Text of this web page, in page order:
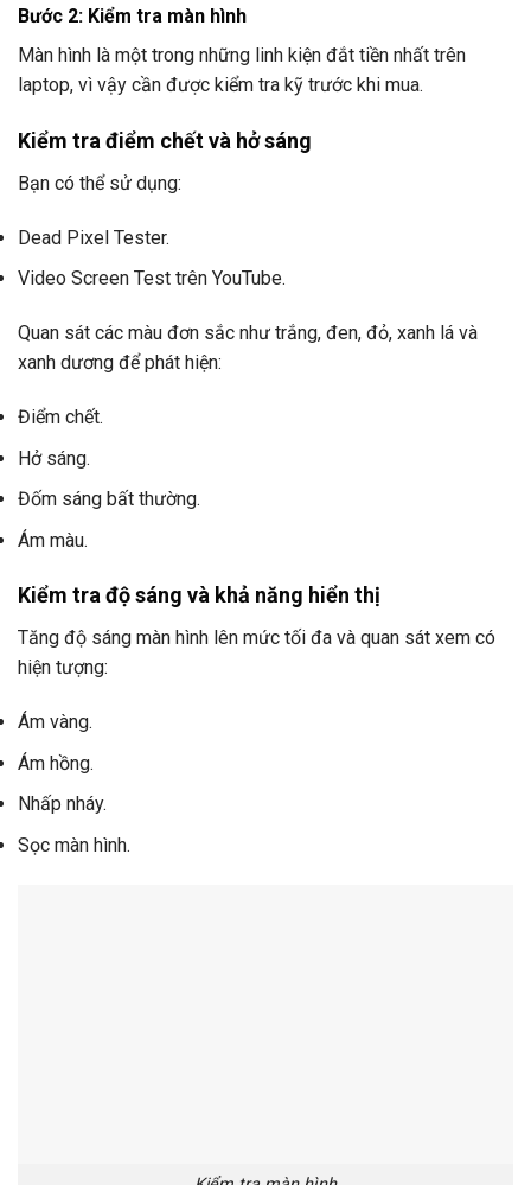
Bước 2: Kiểm tra màn hình
Màn hình là một trong những linh kiện đắt tiền nhất trên
laptop, vì vậy cần được kiểm tra kỹ trước khi mua.
Kiểm tra điểm chết và hở sáng
Bạn có thể sử dụng:
Dead Pixel Tester.
Video Screen Test trên YouTube.
Quan sát các màu đơn sắc như trắng, đen, đỏ, xanh lá và
xanh dương để phát hiện:
Điểm chết.
Hở sáng.
Đốm sáng bất thường.
Ám màu.
Kiểm tra độ sáng và khả năng hiển thị
Tăng độ sáng màn hình lên mức tối đa và quan sát xem có
hiện tượng:
Ám vàng.
Ám hồng.
Nhấp nháy.
Sọc màn hình.